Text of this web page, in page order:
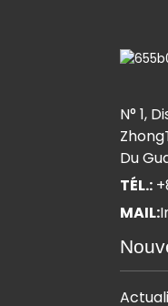
N° 1,
Du
TÉL.:
MAIL: